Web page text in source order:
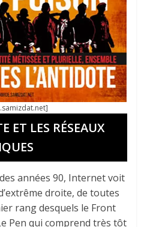
ET LES RÉSEAUX
années 90, Internet voit
droite, de toutes
rang desquels le Front
Pen qui comprend très tôt